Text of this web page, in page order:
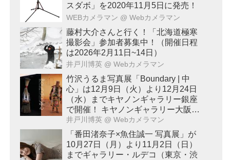
スダボ」を2020年11月5日に発売！
WEBカメラマン @ Webカメラマン
藤村大介さんと行く！「北海道極寒
撮影会」参加者募集中！（開催日程
は2026年2月11日~14日）
井戸川博英 @ Webカメラマン
竹沢うるま写真展「Boundary | 中
心」は12月9日（火）より12月24日
（水）までキヤノンギャラリー銀座
で開催！ キヤノンギャラリー大阪で
は2026年2月17日（火）～2月28日
（土）に開催予定！
井戸川博英 @ Webカメラマン
「番田渚奈子×魚住誠一 写真展」が
10月27日（月）より11月2日（日）
までギャラリー・ルデコ（東京・渋